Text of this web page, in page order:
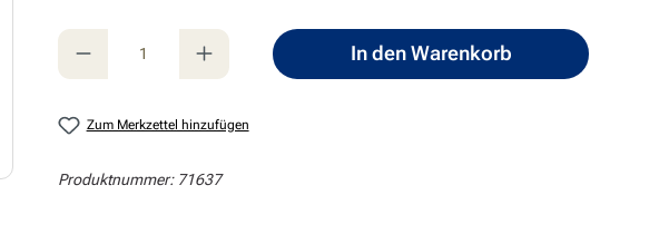
Produkt Anzahl: Gib den gewünschten Wert ein
In den Warenkorb
Zum Merkzettel hinzufügen
Produktnummer: 71637